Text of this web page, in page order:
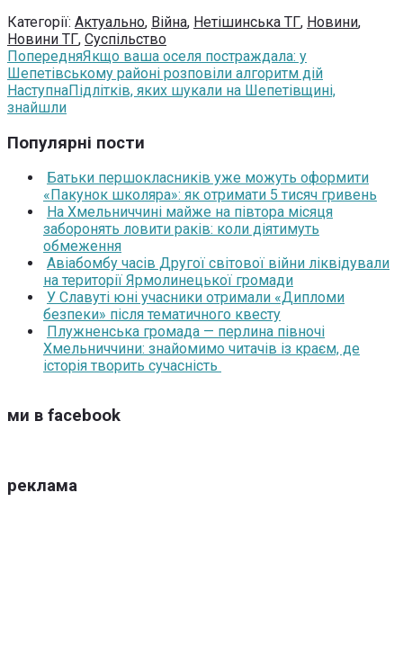
Категорії: Актуально, Війна, Нетішинська ТГ, Новини,
Новини ТГ, Суспільство
ПопередняЯкщо ваша оселя постраждала: у
Шепетівському районі розповіли алгоритм дій
НаступнаПідлітків, яких шукали на Шепетівщині,
знайшли
Популярні пости
Батьки першокласників уже можуть оформити
«Пакунок школяра»: як отримати 5 тисяч гривень
На Хмельниччині майже на півтора місяця
заборонять ловити раків: коли діятимуть
обмеження
Авіабомбу часів Другої світової війни ліквідували
на території Ярмолинецької громади
У Славуті юні учасники отримали «Дипломи
безпеки» після тематичного квесту
Плужненська громада — перлина півночі
Хмельниччини: знайомимо читачів із краєм, де
історія творить сучасність
ми в facebook
реклама